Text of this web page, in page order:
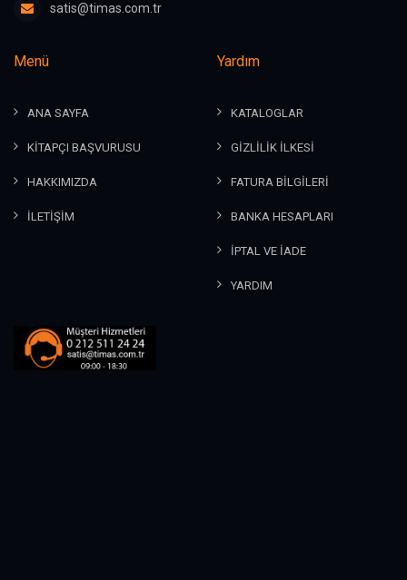
satis@timas.com.tr
Menü
ANA SAYFA
KİTAPÇI BAŞVURUSU
HAKKIMIZDA
İLETİŞİM
Yardım
KATALOGLAR
GİZLİLİK İLKESİ
FATURA BİLGİLERİ
BANKA HESAPLARI
İPTAL VE İADE
YARDIM